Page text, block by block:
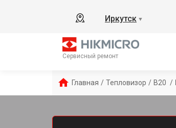
Иркутск ▼
Сервисный ремонт
Главная / Тепловизор / B20 /